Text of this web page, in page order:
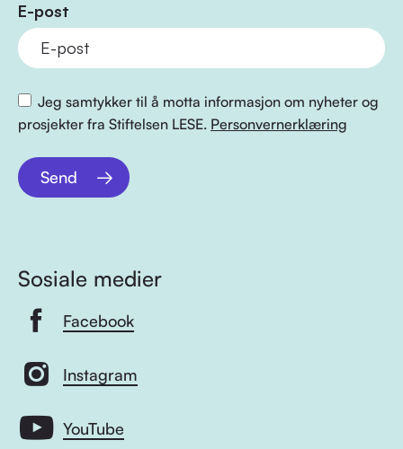
E-post
Jeg samtykker til å motta informasjon om nyheter og
prosjekter fra Stiftelsen LESE. Personvernerklæring
Send
Sosiale medier
Facebook
Instagram
YouTube